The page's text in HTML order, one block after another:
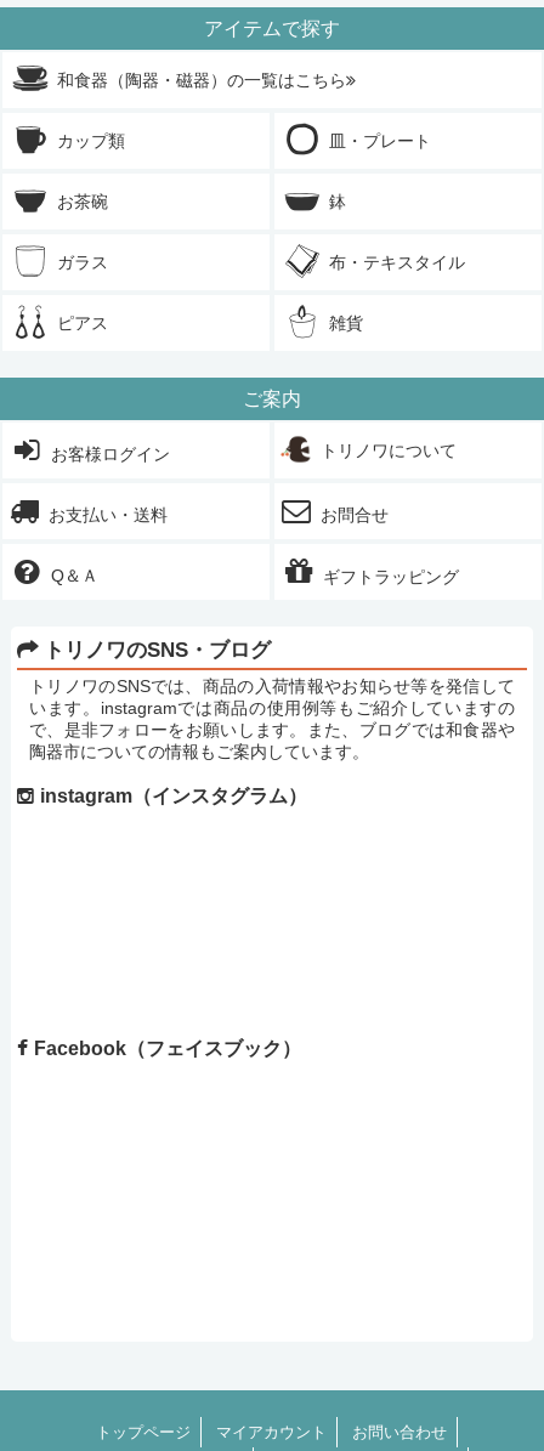
アイテムで探す
和食器（陶器・磁器）の一覧はこちら
カップ類 皿・プレート
お茶碗 鉢
ガラス 布・テキスタイル
ピアス 雑貨
ご案内
お客様ログイン トリノワについて
お支払い・送料 お問合せ
Q＆Ａ ギフトラッピング
トリノワのSNS・ブログ
トリノワのSNSでは、商品の入荷情報やお知らせ等を発信して
います。instagramでは商品の使用例等もご紹介していますの
で、是非フォローをお願いします。また、ブログでは和食器や
陶器市についての情報もご案内しています。
instagram（インスタグラム）
Facebook（フェイスブック）
トップページ マイアカウント お問い合わせ